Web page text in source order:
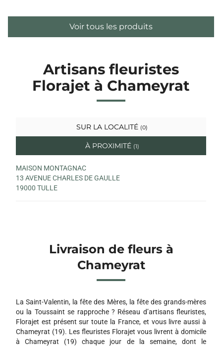
Voir tous les produits
Artisans fleuristes
Florajet à Chameyrat
SUR LA LOCALITÉ (0)
À PROXIMITÉ (1)
MAISON MONTAGNAC
13 AVENUE CHARLES DE GAULLE
19000 TULLE
Livraison de fleurs à
Chameyrat
La Saint-Valentin, la fête des Mères, la fête des grands-mères
ou la Toussaint se rapproche ? Réseau d’artisans fleuristes,
Florajet est présent sur toute la France, et vous livre aussi à
Chameyrat (19). Les fleuristes Florajet vous livrent à domicile
à Chameyrat (19) chaque jour de la semaine, dont le